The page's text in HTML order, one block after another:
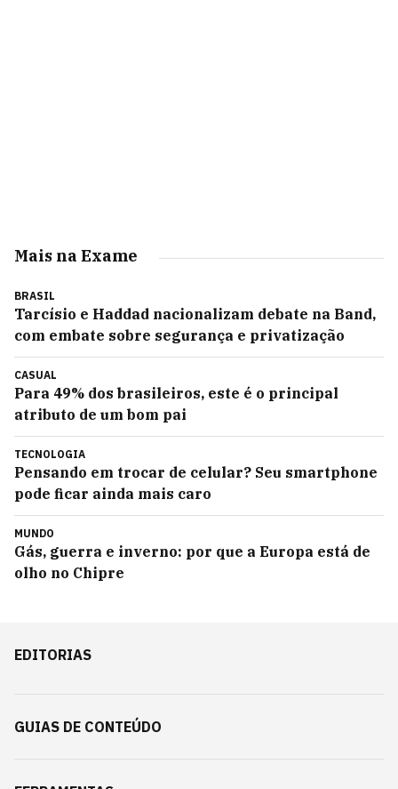
Mais na Exame
BRASIL
Tarcísio e Haddad nacionalizam debate na Band,
com embate sobre segurança e privatização
CASUAL
Para 49% dos brasileiros, este é o principal
atributo de um bom pai
TECNOLOGIA
Pensando em trocar de celular? Seu smartphone
pode ficar ainda mais caro
MUNDO
Gás, guerra e inverno: por que a Europa está de
olho no Chipre
EDITORIAS
GUIAS DE CONTEÚDO